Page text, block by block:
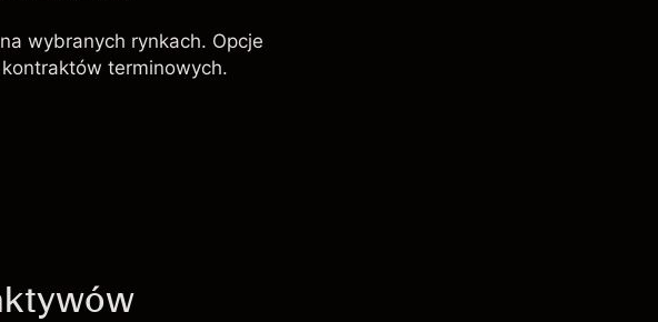
wybranych rynkach. Opcje
terminowych.